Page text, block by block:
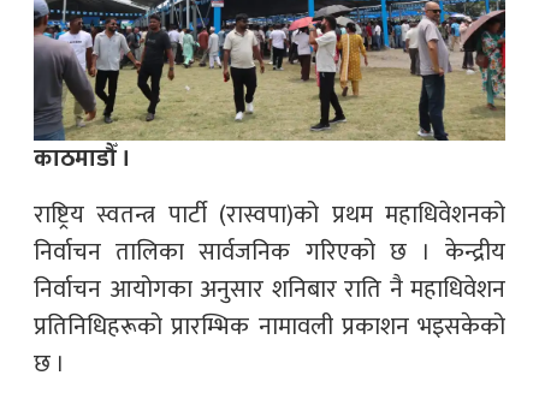
काठमाडौँ ।
राष्ट्रिय स्वतन्त्र पार्टी (रास्वपा)को प्रथम महाधिवेशनको
निर्वाचन तालिका सार्वजनिक गरिएको छ । केन्द्रीय
निर्वाचन आयोगका अनुसार शनिबार राति नै महाधिवेशन
प्रतिनिधिहरूको प्रारम्भिक नामावली प्रकाशन भइसकेको
छ ।